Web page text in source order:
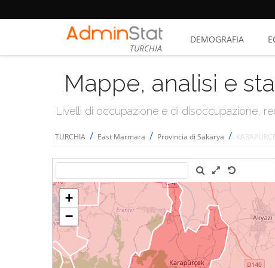
TURCHIA
DEMOGRAFIA
Mappe, analisi e
Livelli di occupazione e di disoccupazione,
TURCHIA / East Marmara / Provincia di Sakarya /